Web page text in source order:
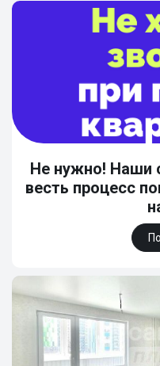
Не нужно! Наши
весть процесс